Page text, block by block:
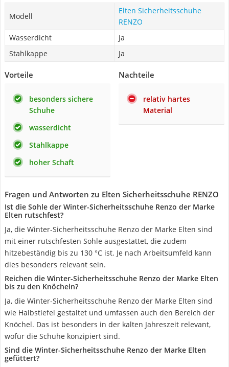
Modell
Elten Sicherheitsschuhe
RENZO
Wasserdicht
Ja
Stahlkappe
Ja
Vorteile
besonders sichere
Schuhe
wasserdicht
Stahlkappe
hoher Schaft
Nachteile
relativ hartes
Material
Fragen und Antworten zu Elten Sicherheitsschuhe RENZO
Ist die Sohle der Winter-Sicherheitsschuhe Renzo der Marke
Elten rutschfest?
Ja, die Winter-Sicherheitsschuhe Renzo der Marke Elten sind
mit einer rutschfesten Sohle ausgestattet, die zudem
hitzebeständig bis zu 130 °C ist. Je nach Arbeitsumfeld kann
dies besonders relevant sein.
Reichen die Winter-Sicherheitsschuhe Renzo der Marke Elten
bis zu den Knöcheln?
Ja, die Winter-Sicherheitsschuhe Renzo der Marke Elten sind
wie Halbstiefel gestaltet und umfassen auch den Bereich der
Knöchel. Das ist besonders in der kalten Jahreszeit relevant,
wofür die Schuhe konzipiert sind.
Sind die Winter-Sicherheitsschuhe Renzo der Marke Elten
gefüttert?